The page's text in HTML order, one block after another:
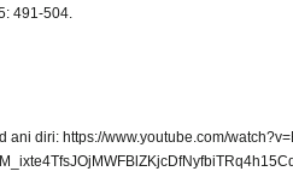
491-504.
diri: https://www.youtube.com/